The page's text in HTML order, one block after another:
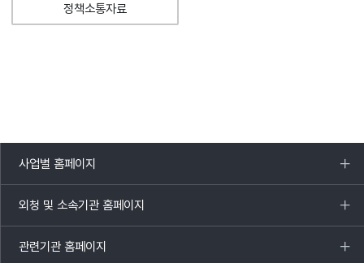
정책소통자료
사업별 홈페이지
목록
열기
외청 및 소속기관 홈페이지
목록
열기
관련기관 홈페이지
목록